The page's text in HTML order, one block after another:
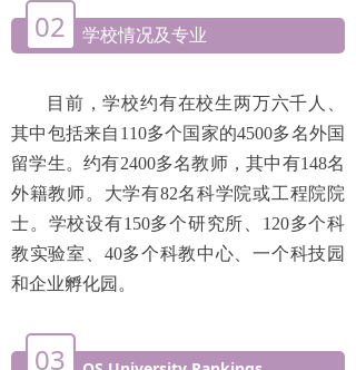
02 学校情况及专业
目前，学校约有在校生两万六千人、
其中包括来自110多个国家的4500多名外国
留学生。约有2400多名教师，其中有148名
外籍教师。大学有82名科学院或工程院院
士。学校设有150多个研究所、120多个科
教实验室、40多个科教中心、一个科技园
和企业孵化园。
03